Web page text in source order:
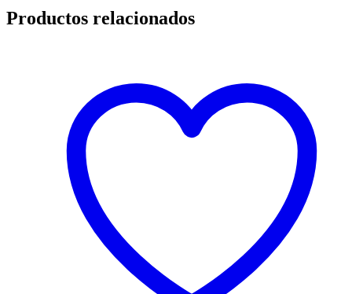
Productos relacionados